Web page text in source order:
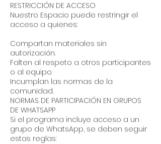
RESTRICCIÓN DE ACCESO
Nuestro Espacio puede restringir el
acceso a quienes:
Compartan materiales sin
autorización.
Falten al respeto a otros participantes
o al equipo.
Incumplan las normas de la
comunidad.
NORMAS DE PARTICIPACIÓN EN GRUPOS
DE WHATSAPP
Si el programa incluye acceso a un
grupo de WhatsApp, se deben seguir
estas reglas: